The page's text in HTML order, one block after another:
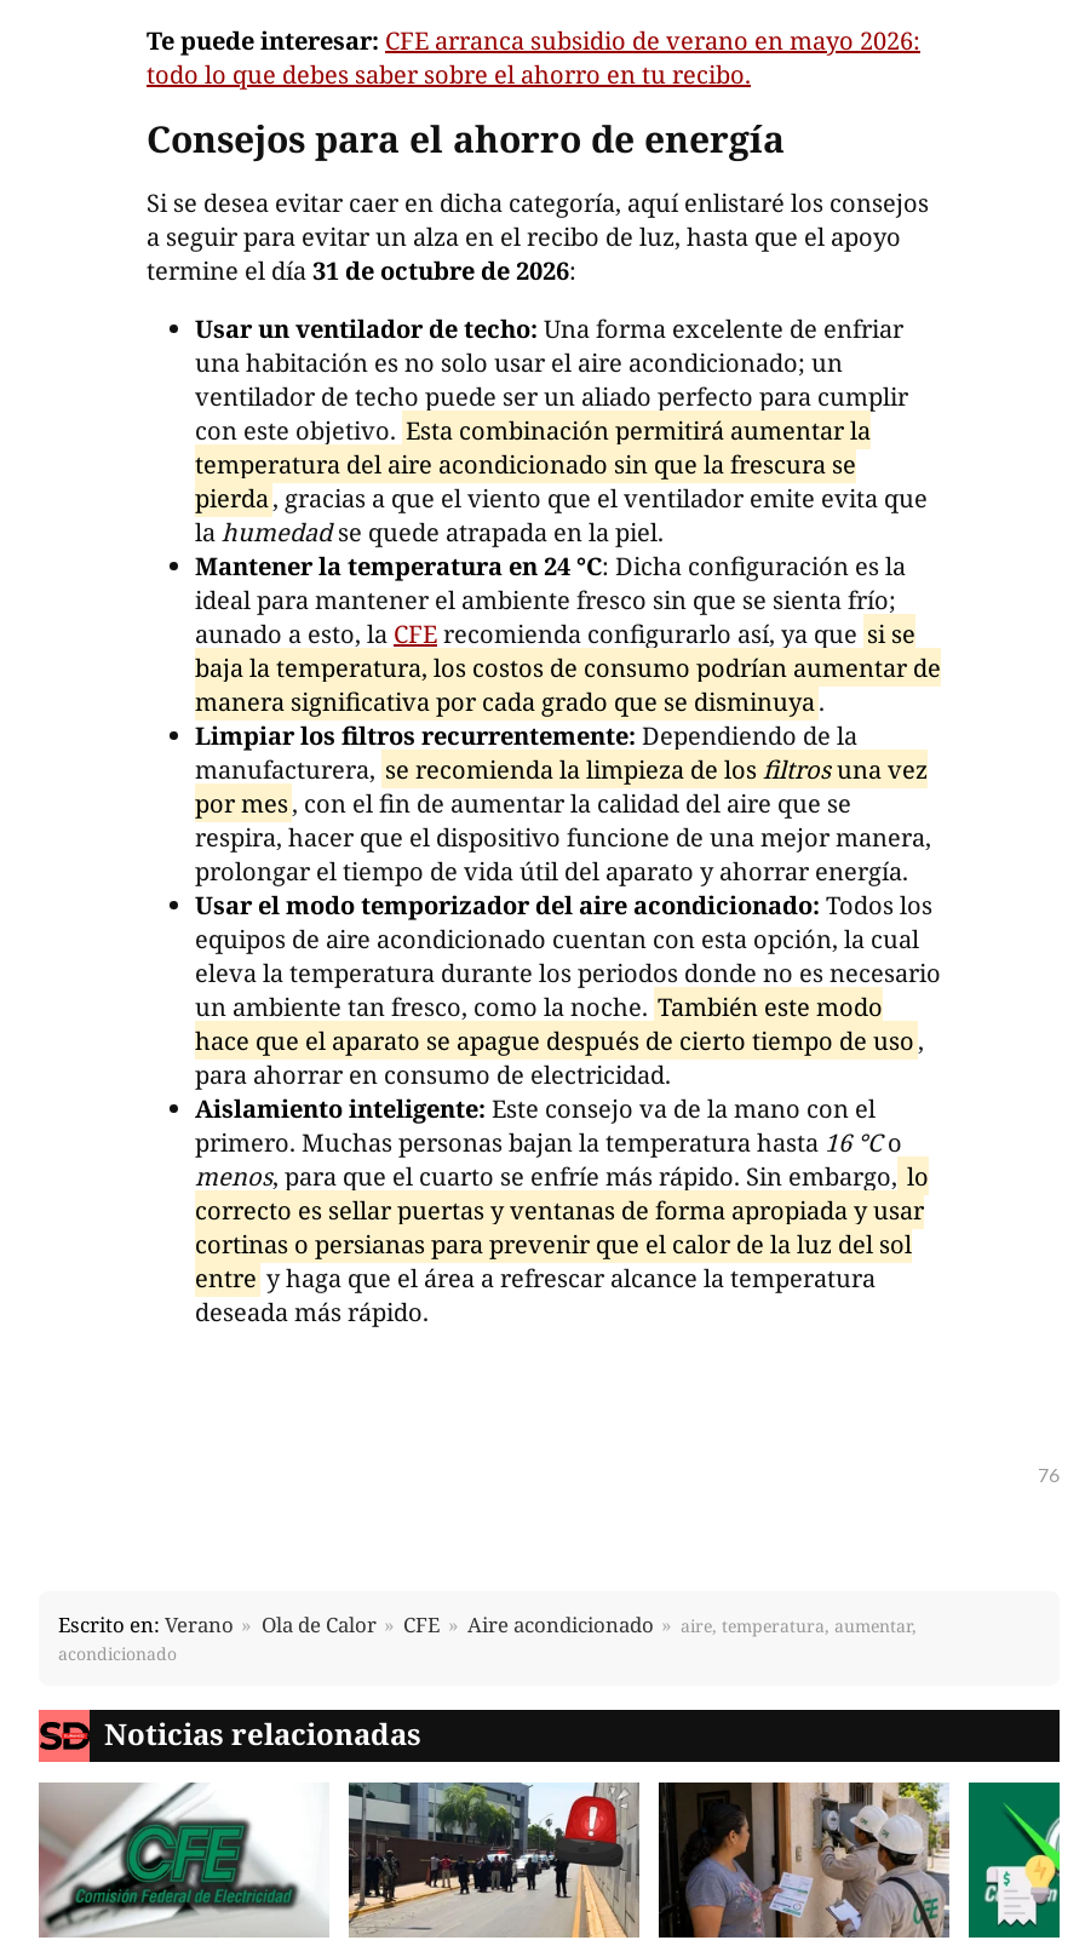
Te puede interesar: CFE arranca subsidio de verano en mayo 2026:
todo lo que debes saber sobre el ahorro en tu recibo.
Consejos para el ahorro de energía
Si se desea evitar caer en dicha categoría, aquí enlistaré los consejos
a seguir para evitar un alza en el recibo de luz, hasta que el apoyo
termine el día31 de octubre de 2026:
Usar un ventilador de techo: Una forma excelente de enfriar
una habitación es no solo usar el aire acondicionado; un
ventilador de techo puede ser un aliado perfecto para cumplir
con este objetivo. Esta combinación permitirá aumentar la
temperatura del aire acondicionado sin que la frescura se
pierda, gracias a que el viento que el ventilador emite evita que
lahumedadse quede atrapada en la piel.
Mantener la temperatura en 24 °C: Dicha configuración es la
ideal para mantener el ambiente fresco sin que se sienta frío;
aunado a esto, la CFErecomienda configurarlo así, ya que si se
baja la temperatura, los costos de consumo podrían aumentar de
manera significativa por cada grado que se disminuya.
Limpiar los filtros recurrentemente: Dependiendo de la
manufacturera, se recomienda la limpieza de los filtrosuna vez
por mes, con el fin de aumentar la calidad del aire que se
respira, hacer que el dispositivo funcione de una mejor manera,
prolongar el tiempo de vida útil del aparato y ahorrar energía.
Usar el modo temporizador del aire acondicionado: Todos los
equipos de aire acondicionado cuentan con esta opción, la cual
eleva la temperatura durante los periodos donde no es necesario
un ambiente tan fresco, como la noche. También este modo
hace que el aparato se apague después de cierto tiempo de uso,
para ahorrar en consumo de electricidad.
Aislamiento inteligente: Este consejo va de la mano con el
primero. Muchas personas bajan la temperatura hasta 16 °Co
menos, para que el cuarto se enfríe más rápido. Sin embargo, lo
correcto es sellar puertas y ventanas de forma apropiada y usar
cortinas o persianas para prevenir que el calor de la luz del sol
entre y haga que el área a refrescar alcance la temperatura
deseada más rápido.
76
Escrito en: Verano Ola de Calor CFE Aire acondicionado
aire, temperatura, aumentar,
acondicionado
Noticias relacionadas